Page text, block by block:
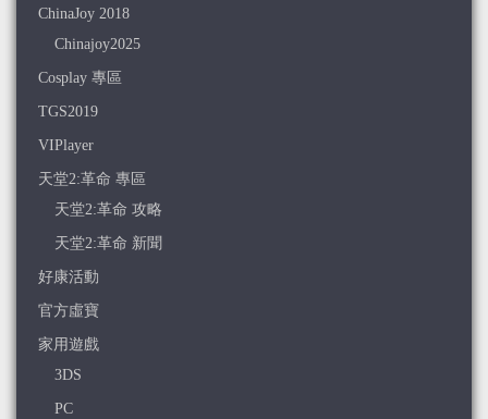
ChinaJoy 2018
Chinajoy2025
Cosplay 專區
TGS2019
VIPlayer
天堂2:革命 專區
天堂2:革命 攻略
天堂2:革命 新聞
好康活動
官方虛寶
家用遊戲
3DS
PC